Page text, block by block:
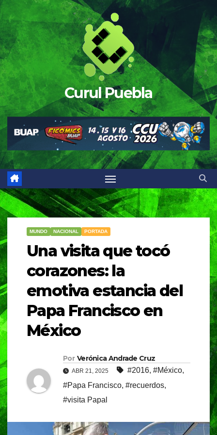
Saltar
al
contenido
Curul Puebla
MUNDO NACIONAL PORTADA
Una visita que tocó
corazones: la
emotiva estancia del
Papa Francisco en
México
Por Verónica Andrade Cruz
ABR 21, 2025 #2016, #México,
#Papa Francisco, #recuerdos,
#visita Papal